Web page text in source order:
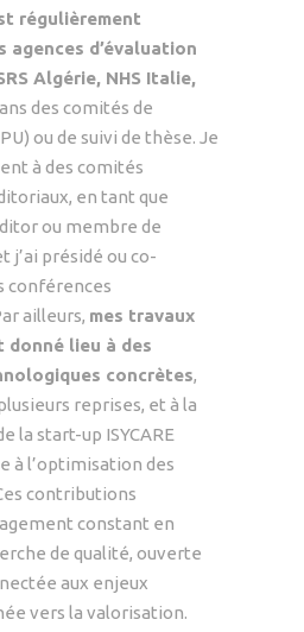
régulièrement
agences d’évaluation
Algérie, NHS Italie,
des comités de
ou de suivi de thèse. Je
à des comités
en tant que
ou membre de
j’ai présidé ou co-
conférences
ailleurs, mes travaux
donné lieu à des
concrètes,
reprises, et à la
la start-up ISYCARE
à l’optimisation des
contributions
constant en
de qualité, ouverte
aux enjeux
vers la valorisation.